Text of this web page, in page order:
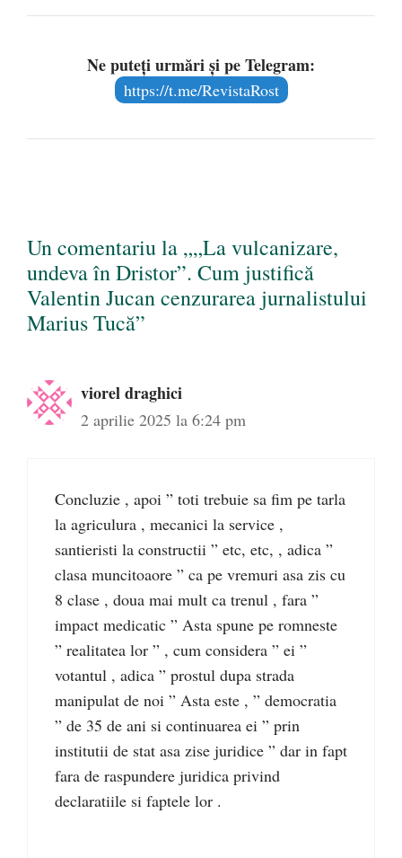
Ne puteți urmări și pe Telegram:
https://t.me/RevistaRost
Un comentariu la „„La vulcanizare,
undeva în Dristor”. Cum justifică
Valentin Jucan cenzurarea jurnalistului
Marius Tucă”
viorel draghici
2 aprilie 2025 la 6:24 pm
Concluzie , apoi ” toti trebuie sa fim pe tarla
la agriculura , mecanici la service ,
santieristi la constructii ” etc, etc, , adica ”
clasa muncitoaore ” ca pe vremuri asa zis cu
8 clase , doua mai mult ca trenul , fara ”
impact medicatic ” Asta spune pe romneste
” realitatea lor ” , cum considera ” ei ”
votantul , adica ” prostul dupa strada
manipulat de noi ” Asta este , ” democratia
” de 35 de ani si continuarea ei ” prin
institutii de stat asa zise juridice ” dar in fapt
fara de raspundere juridica privind
declaratiile si faptele lor .